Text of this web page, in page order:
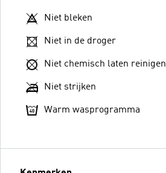
Niet bleken
Niet in de droger
Niet chemisch laten reinigen
Niet strijken
Warm wasprogramma